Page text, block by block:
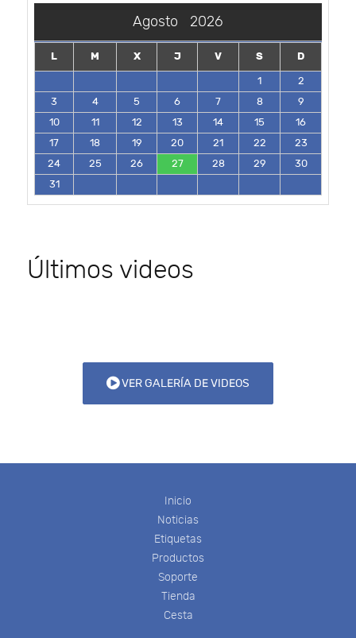
Agosto 2026
L M X J V S
D
1
2
3
4 5 6 7 8
9
10
11 12 13 14 15
16
17
18 19 20 21 22
23
24
25 26 27 28 29
30
31
Últimos videos
VER GALERÍA DE VIDEOS
Inicio
Noticias
Etiquetas
Productos
Soporte
Tienda
Cesta